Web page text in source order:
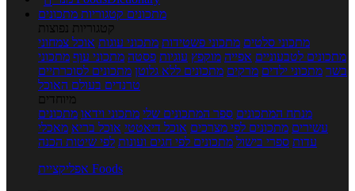
מתכונים קטגוריות מתכונים
קטגוריות נפוצות
מתכוני סלטים מתכוני פשטידות מתכוני עוגות אוכל צמחוני
מתכונים לטבעוניים אפייה מוקפץ עוגיות פסטה מתכוני עוף מתכוני
בשר מתכוני ילדים מרקים מתכונים ללא גלוטן מתכונים לסוכרתיים
טרנדים בעולם האוכל
מיוחדים
מנתח המתכונים ספר המתכונים שלי מתכוני וידאו מתכונים
עשירים מתכונים לפי מצרכים אוכל דיאטטי אוכל בריא מאכלי
עדות ספרי בישול מתכונים לפי חגים ועונות לפי שיטות הכנה
אפליקציית Foods